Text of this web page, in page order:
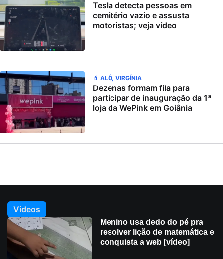
Tesla detecta pessoas em
cemitério vazio e assusta
motoristas; veja vídeo
💄 ALÔ, VIRGÍNIA
Dezenas formam fila para
participar de inauguração da 1ª
loja da WePink em Goiânia
Videos
Menino usa dedo do pé pra
resolver lição de matemática e
conquista a web [vídeo]